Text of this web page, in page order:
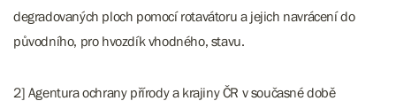
degradovaných ploch pomocí rotavátoru a jejich navrácení do
původního, pro hvozdík vhodného, stavu.
2] Agentura ochrany přírody a krajiny ČR v současné době